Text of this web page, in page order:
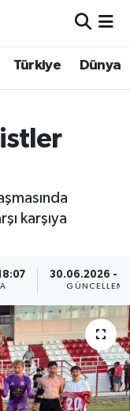
Türkiye Dünya
karşıya
30.06.2026 -
GÜNCELLEME